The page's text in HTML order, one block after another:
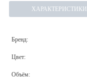
ХАРАКТЕРИСТИКИ
Бренд:
Цвет:
Объём: